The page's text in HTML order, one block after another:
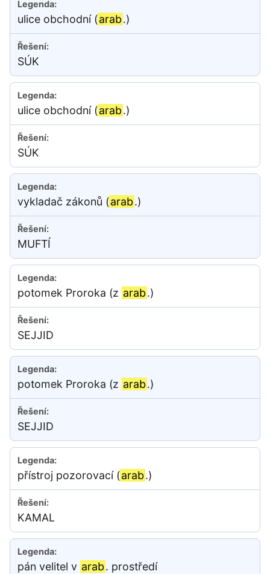
ulice obchodní (arab.)
SÚK
ulice obchodní (arab.)
SÚK
vykladač zákonů (arab.)
MUFTÍ
potomek Proroka (z arab.)
SEJJID
potomek Proroka (z arab.)
SEJJID
přístroj pozorovací (arab.)
KAMAL
pán velitel v arab. prostředí